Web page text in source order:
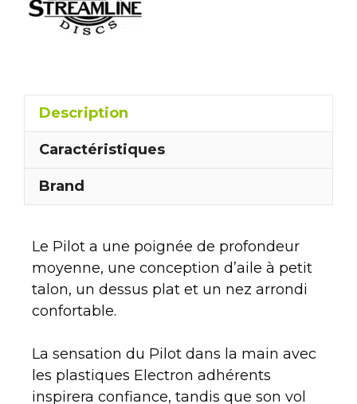
Description
Caractéristiques
Brand
Le Pilot a une poignée de profondeur
moyenne, une conception d’aile à petit
talon, un dessus plat et un nez arrondi
confortable.
La sensation du Pilot dans la main avec
les plastiques Electron adhérents
inspirera confiance, tandis que son vol